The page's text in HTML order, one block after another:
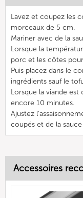
Lavez et coupez les
morceaux de 5 cm.
Mariner avec de la
Lorsque la
porc et les côtes
Puis placez dans le
ingrédients sauf le
Lorsque la viande
encore 10 minutes.
Ajustez
coupés et de la
Accessoires